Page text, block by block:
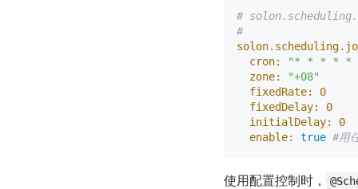
#
#
cron:
"* * * * *
zone:
"+08"
fixedRate:
0
fixedDelay:
0
initialDelay:
0
enable:
true #用
使用配置控制时，